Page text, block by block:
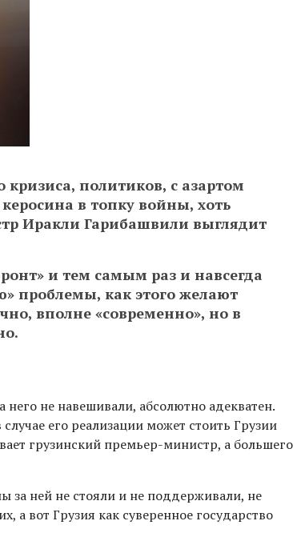
кризиса, политиков, с азартом
в топку войны, хоть
Иракли Гарибашвили выглядит
и тем самым раз и навсегда
проблемы, как этого желают
вполне «современно», но в
не навешивали, абсолютно адекватен.
его реализации может стоить Грузии
грузинский премьер-министр, а большего
за ней не стояли и не поддерживали, не
а вот Грузия как суверенное государство